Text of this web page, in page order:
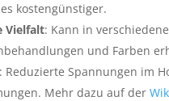
kostengünstiger.
Vielfalt: Kann in
und Farben
: Reduzierte Spannungen im
Mehr dazu auf der